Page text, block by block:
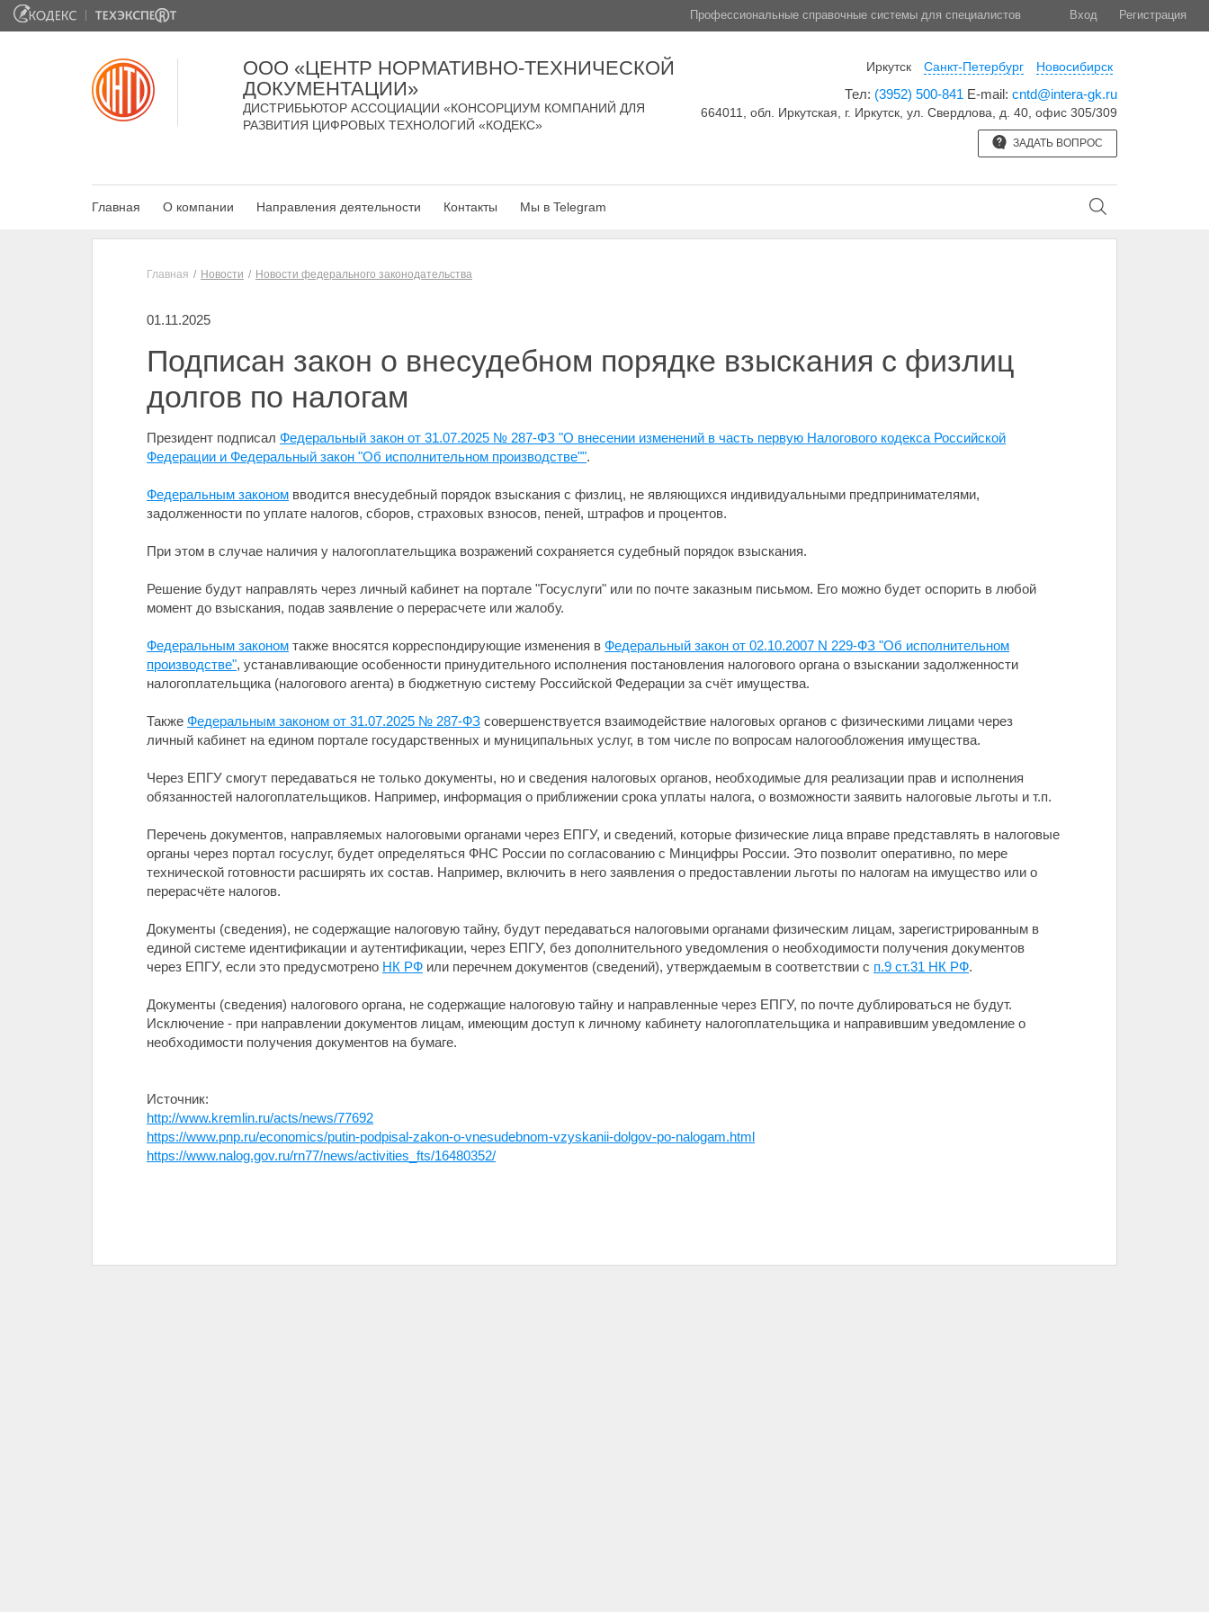
Профессиональные справочные системы для специалистов Вход Регистрация
ООО «ЦЕНТР НОРМАТИВНО-ТЕХНИЧЕСКОЙ
ДОКУМЕНТАЦИИ»
ДИСТРИБЬЮТОР АССОЦИАЦИИ «КОНСОРЦИУМ КОМПАНИЙ ДЛЯ
РАЗВИТИЯ ЦИФРОВЫХ ТЕХНОЛОГИЙ «КОДЕКС»
Иркутск Санкт-Петербург Новосибирск
Тел: (3952) 500-841 E-mail: cntd@intera-gk.ru
664011, обл. Иркутская, г. Иркутск, ул. Свердлова, д. 40, офис 305/309
ЗАДАТЬ ВОПРОС
Главная О компании Направления деятельности Контакты Мы в Telegram
Главная Новости Новости федерального законодательства
01.11.2025
Подписан закон о внесудебном порядке взыскания с физлиц
долгов по налогам
Президент подписал Федеральный закон от 31.07.2025 № 287-ФЗ "О внесении изменений в часть первую Налогового кодекса Российской
Федерации и Федеральный закон "Об исполнительном производстве"".
Федеральным законом вводится внесудебный порядок взыскания с физлиц, не являющихся индивидуальными предпринимателями,
задолженности по уплате налогов, сборов, страховых взносов, пеней, штрафов и процентов.
При этом в случае наличия у налогоплательщика возражений сохраняется судебный порядок взыскания.
Решение будут направлять через личный кабинет на портале "Госуслуги" или по почте заказным письмом. Его можно будет оспорить в любой
момент до взыскания, подав заявление о перерасчете или жалобу.
Федеральным законом также вносятся корреспондирующие изменения в Федеральный закон от 02.10.2007 N 229-ФЗ "Об исполнительном
производстве", устанавливающие особенности принудительного исполнения постановления налогового органа о взыскании задолженности
налогоплательщика (налогового агента) в бюджетную систему Российской Федерации за счёт имущества.
Также Федеральным законом от 31.07.2025 № 287-ФЗ совершенствуется взаимодействие налоговых органов с физическими лицами через
личный кабинет на едином портале государственных и муниципальных услуг, в том числе по вопросам налогообложения имущества.
Через ЕПГУ смогут передаваться не только документы, но и сведения налоговых органов, необходимые для реализации прав и исполнения
обязанностей налогоплательщиков. Например, информация о приближении срока уплаты налога, о возможности заявить налоговые льготы и т.п.
Перечень документов, направляемых налоговыми органами через ЕПГУ, и сведений, которые физические лица вправе представлять в налоговые
органы через портал госуслуг, будет определяться ФНС России по согласованию с Минцифры России. Это позволит оперативно, по мере
технической готовности расширять их состав. Например, включить в него заявления о предоставлении льготы по налогам на имущество или о
перерасчёте налогов.
Документы (сведения), не содержащие налоговую тайну, будут передаваться налоговыми органами физическим лицам, зарегистрированным в
единой системе идентификации и аутентификации, через ЕПГУ, без дополнительного уведомления о необходимости получения документов
через ЕПГУ, если это предусмотрено НК РФ или перечнем документов (сведений), утверждаемым в соответствии с п.9 ст.31 НК РФ.
Документы (сведения) налогового органа, не содержащие налоговую тайну и направленные через ЕПГУ, по почте дублироваться не будут.
Исключение - при направлении документов лицам, имеющим доступ к личному кабинету налогоплательщика и направившим уведомление о
необходимости получения документов на бумаге.
Источник:
http://www.kremlin.ru/acts/news/77692
https://www.pnp.ru/economics/putin-podpisal-zakon-o-vnesudebnom-vzyskanii-dolgov-po-nalogam.html
https://www.nalog.gov.ru/rn77/news/activities_fts/16480352/